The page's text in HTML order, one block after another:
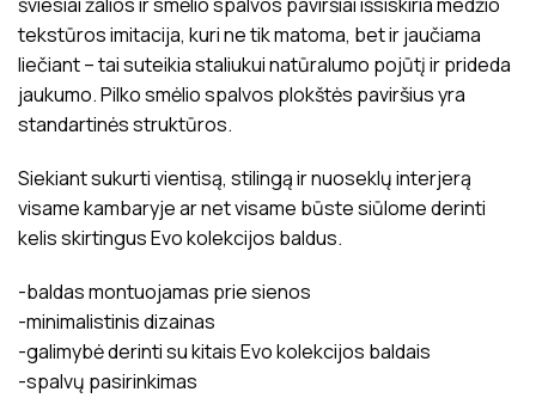
tekstūros imitacija, kuri ne tik matoma, bet ir jaučiama
liečiant – tai suteikia staliukui natūralumo pojūtį ir prideda
jaukumo. Pilko smėlio spalvos plokštės paviršius yra
standartinės struktūros.
Siekiant sukurti vientisą, stilingą ir nuoseklų interjerą
visame kambaryje ar net visame būste siūlome derinti
kelis skirtingus Evo kolekcijos baldus.
-baldas montuojamas prie sienos
-minimalistinis dizainas
-galimybė derinti su kitais Evo kolekcijos baldais
-spalvų pasirinkimas